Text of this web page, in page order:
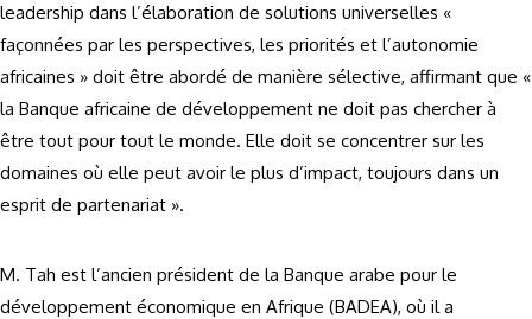
leadership dans l’élaboration de solutions universelles «
façonnées par les perspectives, les priorités et l’autonomie
africaines » doit être abordé de manière sélective, affirmant que «
la Banque africaine de développement ne doit pas chercher à
être tout pour tout le monde. Elle doit se concentrer sur les
domaines où elle peut avoir le plus d’impact, toujours dans un
esprit de partenariat ».
M. Tah est l’ancien président de la Banque arabe pour le
développement économique en Afrique (BADEA), où il a